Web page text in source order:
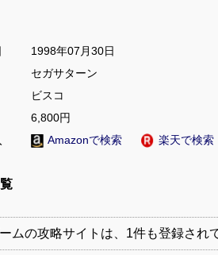
1998年07月30日
セガサターン
ビスコ
6,800円
Amazonで検索 楽天で検索
ムの攻略サイトは、1件も登録され